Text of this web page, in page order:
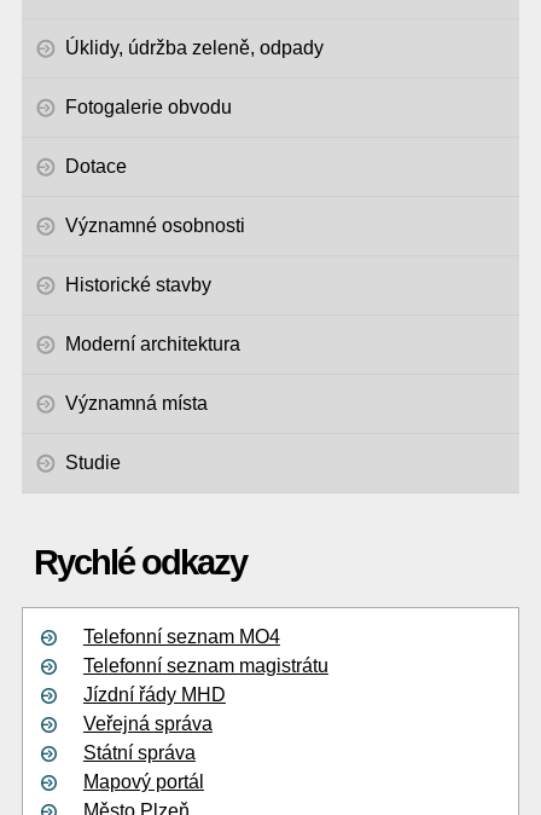
Úklidy, údržba zeleně, odpady
Fotogalerie obvodu
Dotace
Významné osobnosti
Historické stavby
Moderní architektura
Významná místa
Studie
Rychlé odkazy
Telefonní seznam MO4
Telefonní seznam magistrátu
Jízdní řády MHD
Veřejná správa
Státní správa
Mapový portál
Město Plzeň